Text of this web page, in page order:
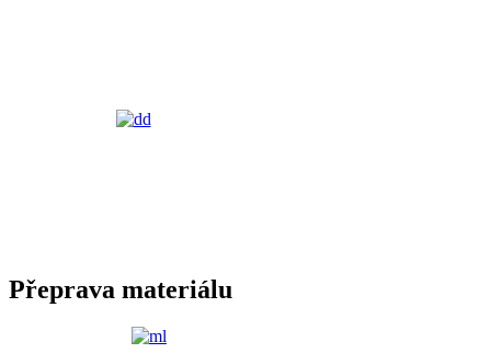
Přeprava materiálu